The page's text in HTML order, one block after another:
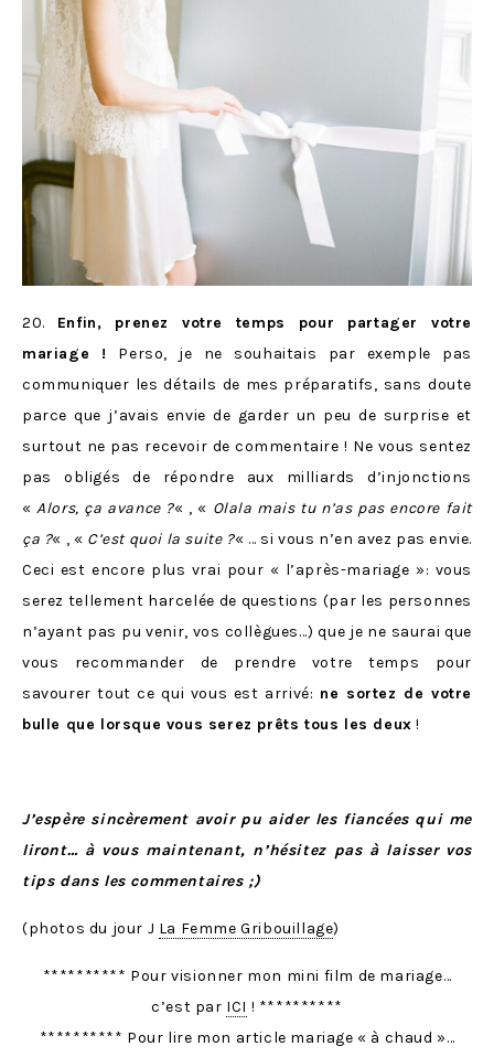
20. Enfin, prenez votre temps pour partager votre
mariage !
Perso, je ne souhaitais par exemple pas
communiquer les détails de mes préparatifs, sans doute
parce que j’avais envie de garder un peu de surprise et
surtout ne pas recevoir de commentaire ! Ne vous sentez
pas obligés de répondre aux milliards d’injonctions
«Alors, ça avance ?« , « Olala mais tu n’as pas encore fait
ça ?« , « C’est quoi la suite ?« … si vous n’en avez pas envie.
Ceci est encore plus vrai pour « l’après-mariage »: vous
serez tellement harcelée de questions (par les personnes
n’ayant pas pu venir, vos collègues…) que je ne saurai que
vous recommander de prendre votre temps pour
savourer tout ce qui vous est arrivé: ne sortez de votre
bulle que lorsque vous serez prêts tous les deux !
J’espère sincèrement avoir pu aider les fiancées qui me
liront… à vous maintenant, n’hésitez pas à laisser vos
tips dans les commentaires ;)
(photos du jour J La Femme Gribouillage)
********** Pour visionner mon mini film de mariage…
c’est par ICI ! **********
********** Pour lire mon article mariage « à chaud »…